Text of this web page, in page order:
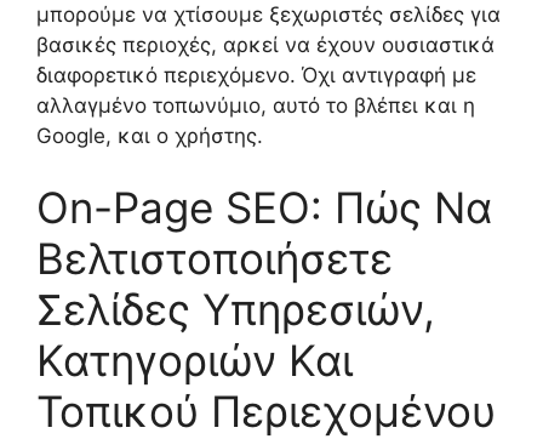
μπορούμε να χτίσουμε ξεχωριστές σελίδες για
βασικές περιοχές, αρκεί να έχουν ουσιαστικά
διαφορετικό περιεχόμενο. Όχι αντιγραφή με
αλλαγμένο τοπωνύμιο, αυτό το βλέπει και η
Google, και ο χρήστης.
On-Page SEO: Πώς Να
Βελτιστοποιήσετε
Σελίδες Υπηρεσιών,
Κατηγοριών Και
Τοπικού Περιεχομένου